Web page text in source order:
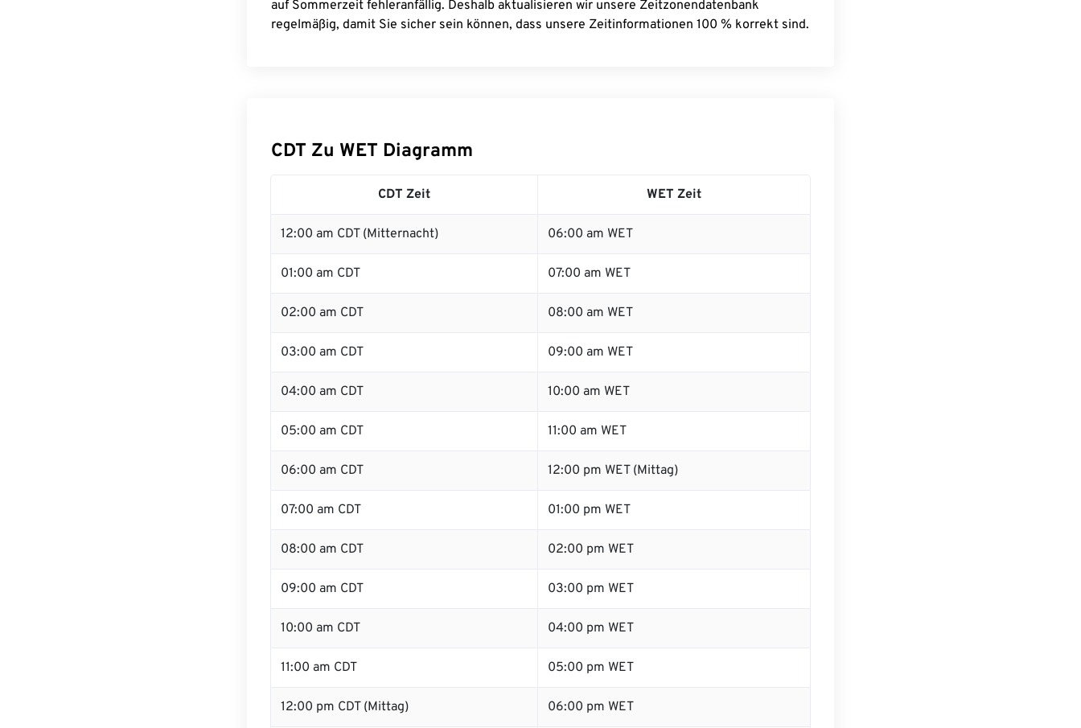
auf Sommerzeit fehleranfällig. Deshalb aktualisieren wir unsere Zeitzonendatenbank
regelmäßig, damit Sie sicher sein können, dass unsere Zeitinformationen 100 % korrekt sind.
CDT Zu WET Diagramm
CDT Zeit WET Zeit
12:00 am CDT (Mitternacht) 06:00 am WET
01:00 am CDT 07:00 am WET
02:00 am CDT 08:00 am WET
03:00 am CDT 09:00 am WET
04:00 am CDT 10:00 am WET
05:00 am CDT 11:00 am WET
06:00 am CDT 12:00 pm WET (Mittag)
07:00 am CDT 01:00 pm WET
08:00 am CDT 02:00 pm WET
09:00 am CDT 03:00 pm WET
10:00 am CDT 04:00 pm WET
11:00 am CDT 05:00 pm WET
12:00 pm CDT (Mittag) 06:00 pm WET